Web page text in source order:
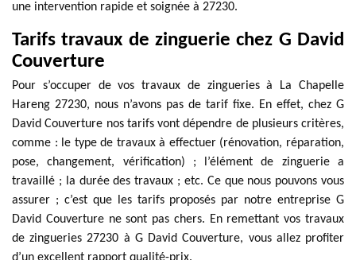
une intervention rapide et soignée à 27230.
Tarifs travaux de zinguerie chez G David
Couverture
Pour s’occuper de vos travaux de zingueries à La Chapelle
Hareng 27230, nous n’avons pas de tarif fixe. En effet, chez G
David Couverture nos tarifs vont dépendre de plusieurs critères,
comme : le type de travaux à effectuer (rénovation, réparation,
pose, changement, vérification) ; l’élément de zinguerie a
travaillé ; la durée des travaux ; etc. Ce que nous pouvons vous
assurer ; c’est que les tarifs proposés par notre entreprise G
David Couverture ne sont pas chers. En remettant vos travaux
de zingueries 27230 à G David Couverture, vous allez profiter